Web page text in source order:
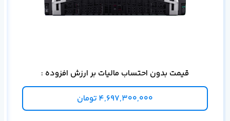
قیمت بدون احتساب مالیات بر ارزش افزوده :
4,697,300,000 تومان